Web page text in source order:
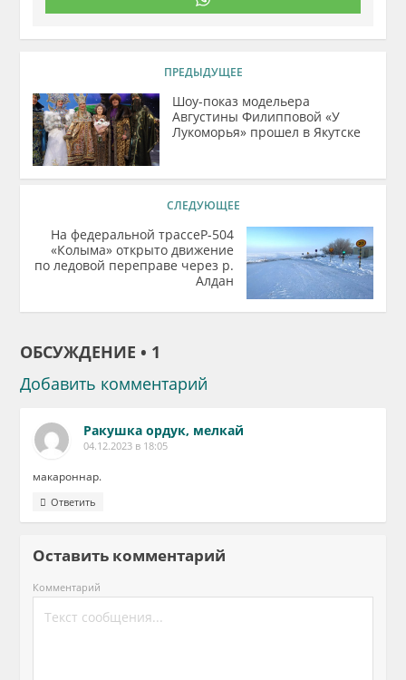
ПРЕДЫДУЩЕЕ
Шоу-показ модельера
Августины Филипповой «У
Лукоморья» прошел в Якутске
СЛЕДУЮЩЕЕ
На федеральной трассеР-504
«Колыма» открыто движение
по ледовой переправе через р.
Алдан
ОБСУЖДЕНИЕ • 1
Добавить комментарий
Ракушка ордук, мелкай
04.12.2023 в 18:05
макароннар.
Ответить
Оставить комментарий
Комментарий